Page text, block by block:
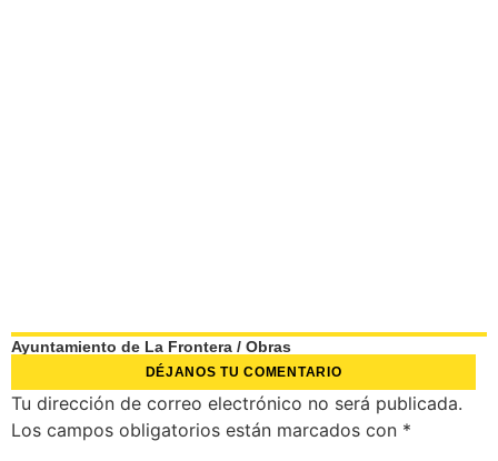
Ayuntamiento de La Frontera / Obras
DÉJANOS TU COMENTARIO
Tu dirección de correo electrónico no será publicada.
Los campos obligatorios están marcados con *